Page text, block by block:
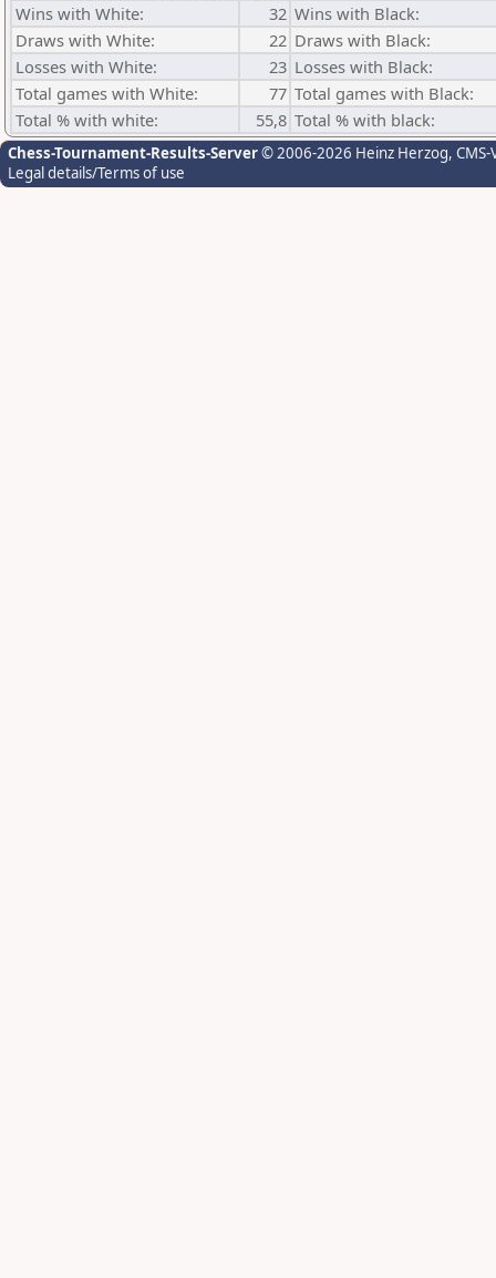
Wins with White:
32 Wins with Black:
Draws with White:
22 Draws with Black:
Losses with White:
23 Losses with Black:
Total games with White:
77 Total games with Black:
Total % with white:
55,8 Total % with black:
Chess-Tournament-Results-Server© 2006-2026 Heinz Herzog,
Legal details/Terms of use